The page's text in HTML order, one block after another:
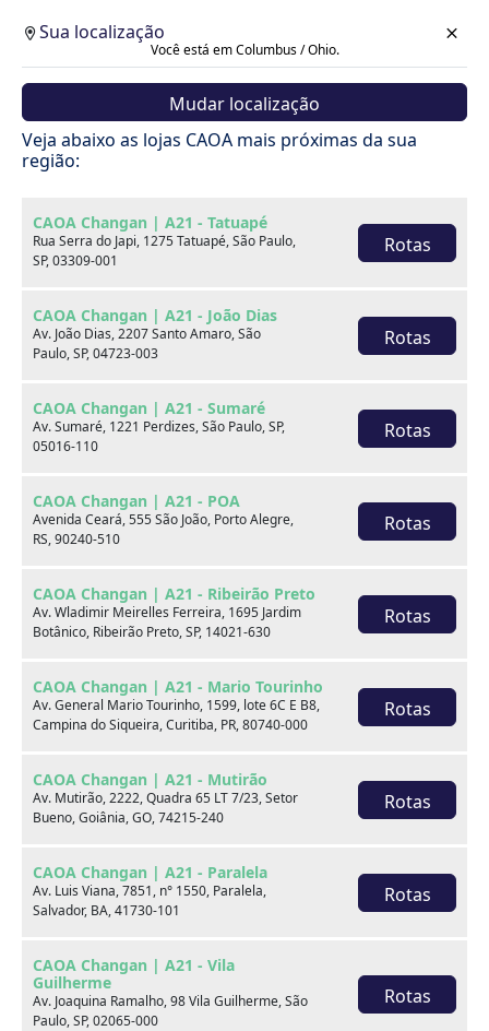
Sua localização
Você está em Columbus / Ohio.
Mudar localização
Veja abaixo as lojas CAOA mais próximas da sua
região:
CAOA Changan | A21 - Tatuapé
Rua Serra do Japi, 1275 Tatuapé, São Paulo,
SP, 03309-001
Rotas
CAOA Changan | A21 - João Dias
Av. João Dias, 2207 Santo Amaro, São
Paulo, SP, 04723-003
Rotas
CAOA Changan | A21 - Sumaré
Av. Sumaré, 1221 Perdizes, São Paulo, SP,
05016-110
Rotas
CAOA Changan | A21 - POA
Avenida Ceará, 555 São João, Porto Alegre,
RS, 90240-510
Rotas
CAOA Changan | A21 - Ribeirão Preto
Av. Wladimir Meirelles Ferreira, 1695 Jardim
Botânico, Ribeirão Preto, SP, 14021-630
Rotas
CAOA Changan | A21 - Mario Tourinho
Av. General Mario Tourinho, 1599, lote 6C E B8,
Campina do Siqueira, Curitiba, PR, 80740-000
Rotas
CAOA Changan | A21 - Mutirão
Av. Mutirão, 2222, Quadra 65 LT 7/23, Setor
Bueno, Goiânia, GO, 74215-240
Rotas
CAOA Changan | A21 - Paralela
Av. Luis Viana, 7851, n° 1550, Paralela,
Salvador, BA, 41730-101
Rotas
CAOA Changan | A21 - Vila
Guilherme
Av. Joaquina Ramalho, 98 Vila Guilherme, São
Paulo, SP, 02065-000
Rotas
Carros
Marca
Ver estoque
Escolha por categoria
Hatch